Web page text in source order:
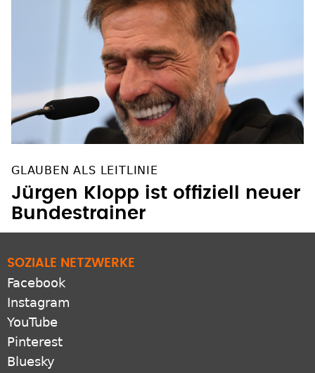
GLAUBEN ALS LEITLINIE
Jürgen Klopp ist offiziell neuer
Bundestrainer
SOZIALE NETZWERKE
Facebook
Instagram
YouTube
Pinterest
Bluesky